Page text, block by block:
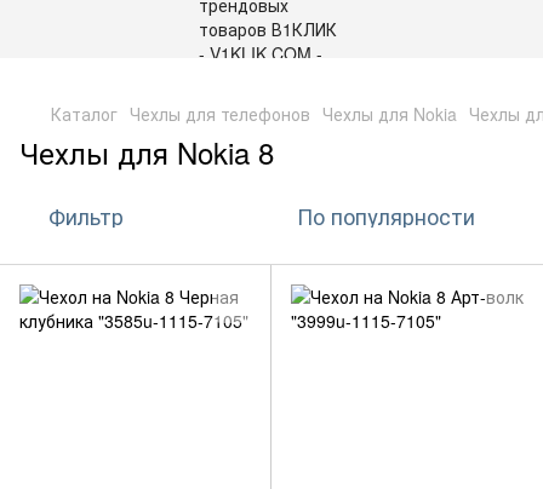
Каталог Чехлы для телефонов Чехлы для Nokia Чехлы
Чехлы для Nokia 8
Фильтр По популярности